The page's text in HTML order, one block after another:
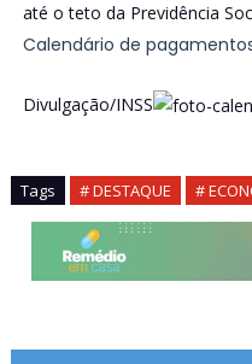
até o teto da Previdência
Calendário de
Divulgação/INSS
Tags # DESTAQUE #